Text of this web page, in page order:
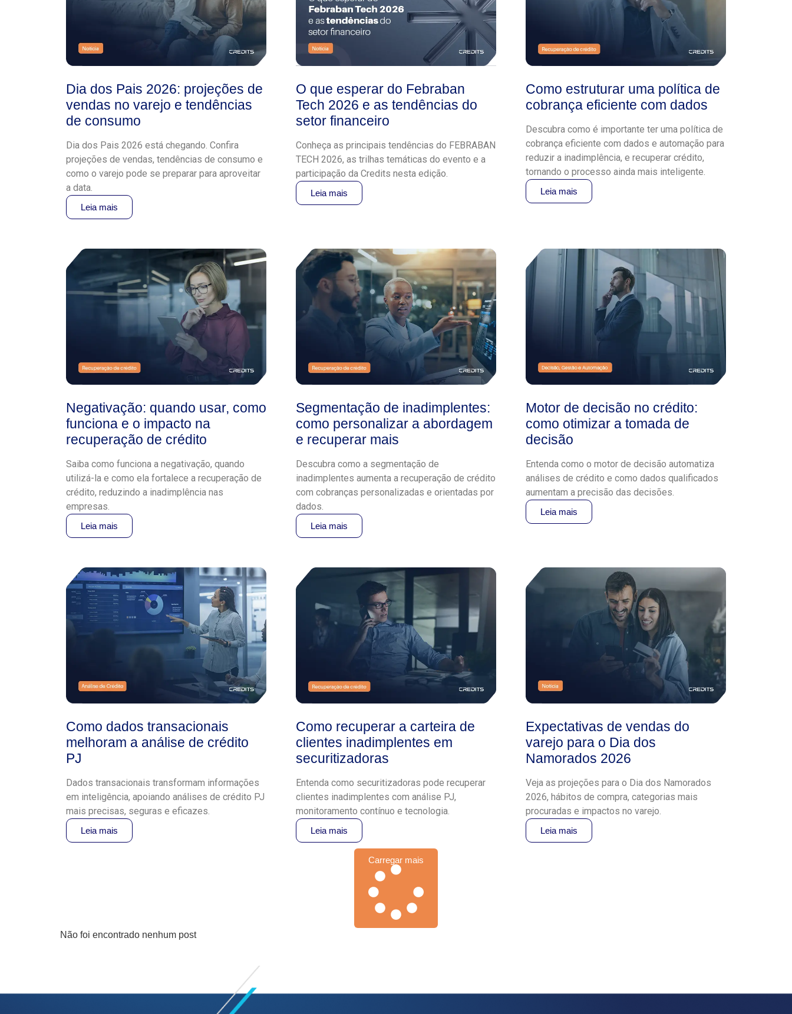
Dia dos Pais 2026: projeções de
vendas no varejo e tendências
de consumo
Dia dos Pais 2026 está chegando. Confira
projeções de vendas, tendências de consumo e
como o varejo pode se preparar para aproveitar
a data.
Leia mais
O que esperar do Febraban
Tech 2026 e as tendências do
setor financeiro
Conheça as principais tendências do FEBRABAN
TECH 2026, as trilhas temáticas do evento e a
participação da Credits nesta edição.
Leia mais
Como estruturar uma política de
cobrança eficiente com dados
Descubra como é importante ter uma política de
cobrança eficiente com dados e automação para
reduzir a inadimplência, e recuperar crédito,
tornando o processo ainda mais inteligente.
Leia mais
Negativação: quando usar, como
funciona e o impacto na
recuperação de crédito
Saiba como funciona a negativação, quando
utilizá-la e como ela fortalece a recuperação de
crédito, reduzindo a inadimplência nas
empresas.
Leia mais
Segmentação de inadimplentes:
como personalizar a abordagem
e recuperar mais
Descubra como a segmentação de
inadimplentes aumenta a recuperação de crédito
com cobranças personalizadas e orientadas por
dados.
Leia mais
Motor de decisão no crédito:
como otimizar a tomada de
decisão
Entenda como o motor de decisão automatiza
análises de crédito e como dados qualificados
aumentam a precisão das decisões.
Leia mais
Como dados transacionais
melhoram a análise de crédito
PJ
Dados transacionais transformam informações
em inteligência, apoiando análises de crédito PJ
mais precisas, seguras e eficazes.
Leia mais
Como recuperar a carteira de
clientes inadimplentes em
securitizadoras
Entenda como securitizadoras pode recuperar
clientes inadimplentes com análise PJ,
monitoramento contínuo e tecnologia.
Leia mais
Expectativas de vendas do
varejo para o Dia dos
Namorados 2026
Veja as projeções para o Dia dos Namorados
2026, hábitos de compra, categorias mais
procuradas e impactos no varejo.
Leia mais
Carregar mais
Não foi encontrado nenhum post